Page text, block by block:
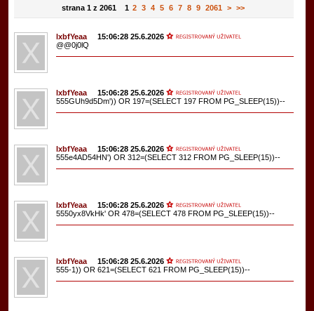
strana 1 z 2061 1 2 3 4 5 6 7 8 9 2061 > >>
lxbfYeaa
15:06:28 25.6.2026
@@0j0lQ
lxbfYeaa
15:06:28 25.6.2026
555GUh9d5Dm')) OR 197=(SELECT 197 FROM PG_SLEEP(15))--
lxbfYeaa
15:06:28 25.6.2026
555e4AD54HN') OR 312=(SELECT 312 FROM PG_SLEEP(15))--
lxbfYeaa
15:06:28 25.6.2026
5550yx8VkHk' OR 478=(SELECT 478 FROM PG_SLEEP(15))--
lxbfYeaa
15:06:28 25.6.2026
555-1)) OR 621=(SELECT 621 FROM PG_SLEEP(15))--